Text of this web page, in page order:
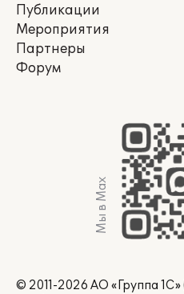
Публикации
Мероприятия
Партнеры
Форум
Мы в Max
© 2011-2026 АО «Группа